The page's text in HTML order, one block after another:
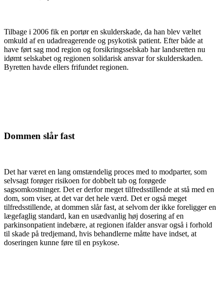
Tilbage i 2006 fik en portør en skulderskade, da han blev væltet
omkuld af en udadreagerende og psykotisk patient. Efter både at
have ført sag mod region og forsikringsselskab har landsretten nu
idømt selskabet og regionen solidarisk ansvar for skulderskaden.
Byretten havde ellers frifundet regionen.
Dommen slår fast
Det har været en lang omstændelig proces med to modparter, som
selvsagt forøger risikoen for dobbelt tab og forøgede
sagsomkostninger. Det er derfor meget tilfredsstillende at stå med en
dom, som viser, at det var det hele værd. Det er også meget
tilfredsstillende, at dommen slår fast, at selvom der ikke foreligger en
lægefaglig standard, kan en usædvanlig høj dosering af en
parkinsonpatient indebære, at regionen ifalder ansvar også i forhold
til skade på tredjemand, hvis behandlerne måtte have indset, at
doseringen kunne føre til en psykose.